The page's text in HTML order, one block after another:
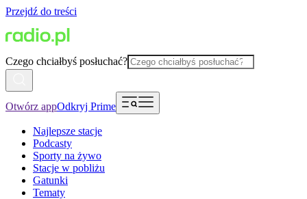
Przejdź do treści
Czego chciałbyś posłuchać?
Otwórz appOdkryj Prime
Najlepsze stacje
Podcasty
Sporty na żywo
Stacje w pobliżu
Gatunki
Tematy